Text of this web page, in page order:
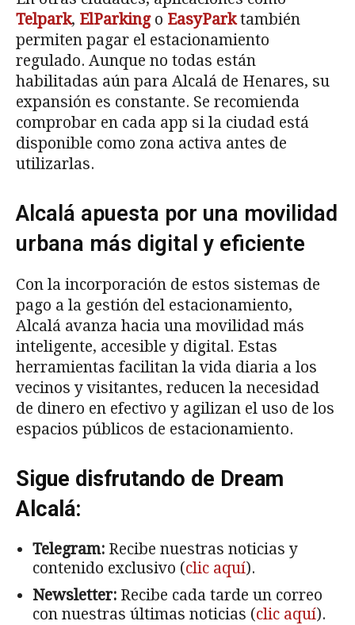
Telpark, ElParking o EasyParktambién
permiten pagar el estacionamiento
regulado. Aunque no todas están
habilitadas aún para Alcalá de Henares, su
expansión es constante. Se recomienda
comprobar en cada app si la ciudad está
disponible como zona activa antes de
utilizarlas.
Alcalá apuesta por una movilidad
urbana más digital y eficiente
Con la incorporación de estos sistemas de
pago a la gestión del estacionamiento,
Alcalá avanza hacia una movilidad más
inteligente, accesible y digital. Estas
herramientas facilitan la vida diaria a los
vecinos y visitantes, reducen la necesidad
de dinero en efectivo y agilizan el uso de los
espacios públicos de estacionamiento.
Sigue disfrutando de Dream
Alcalá:
Telegram: Recibe nuestras noticias y
contenido exclusivo (clic aquí).
Newsletter: Recibe cada tarde un correo
con nuestras últimas noticias (clic aquí).